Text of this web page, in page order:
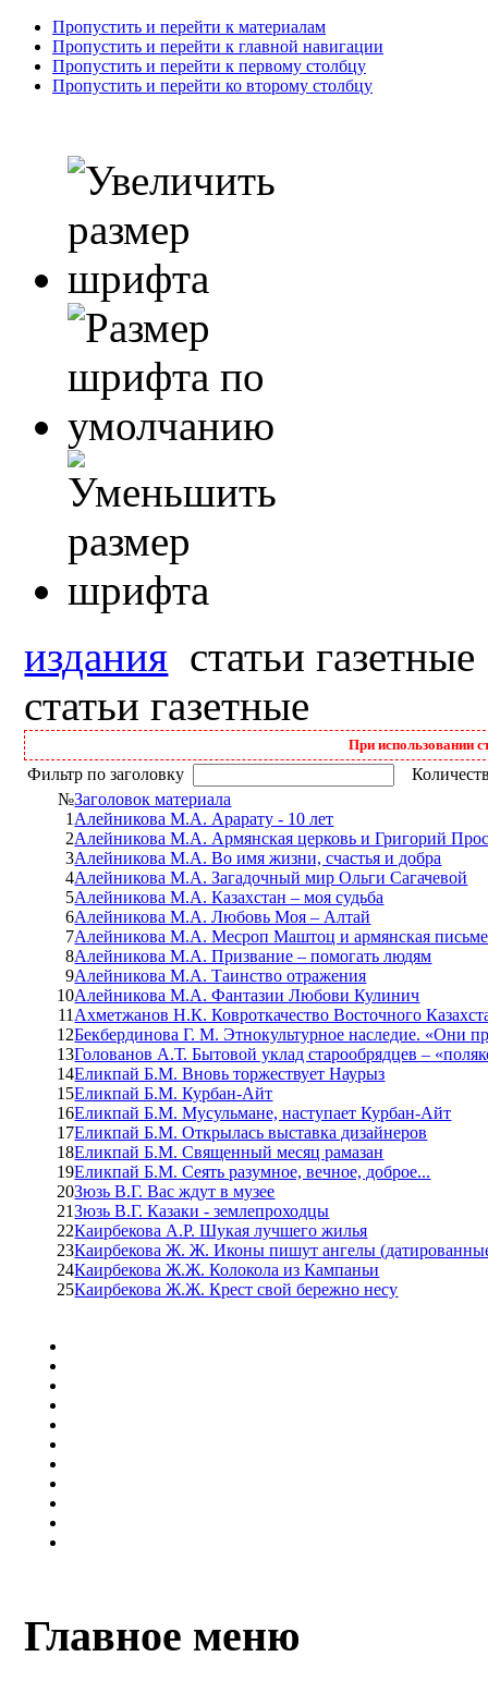
Пропустить и перейти к материалам
Пропустить и перейти к главной навигации
Пропустить и перейти к первому столбцу
Пропустить и перейти ко второму столбцу
издания статьи газетные
статьи газетные
При использовании
Фильтр по заголовку
№Заголовок материала
1Алейникова М.А. Арарату - 10 лет
2Алейникова М.А. Армянская церковь и Григорий
3Алейникова М.А. Во имя жизни, счастья и добра
4Алейникова М.А. Загадочный мир Ольги Сагачевой
5Алейникова М.А. Казахстан – моя судьба
6Алейникова М.А. Любовь Моя – Алтай
7Алейникова М.А. Месроп Маштоц и армянская
8Алейникова М.А. Призвание – помогать людям
9Алейникова М.А. Таинство отражения
10Алейникова М.А. Фантазии Любови Кулинич
11Ахметжанов Н.К. Ковроткачество Восточного
12Бекбердинова Г. М. Этнокультурное наследие. «Они
13Голованов А.Т. Бытовой уклад старообрядцев –
14Еликпай Б.М. Вновь торжествует Наурыз
15Еликпай Б.М. Курбан-Айт
16Еликпай Б.М. Мусульмане, наступает Курбан-Айт
17Еликпай Б.М. Открылась выставка дизайнеров
18Еликпай Б.М. Священный месяц рамазан
19Еликпай Б.М. Сеять разумное, вечное, доброе...
20Зюзь В.Г. Вас ждут в музее
21Зюзь В.Г. Казаки - землепроходцы
22Каирбекова А.Р. Шукая лучшего жилья
23Каирбекова Ж. Ж. Иконы пишут ангелы
24Каирбекова Ж.Ж. Колокола из Кампаньи
25Каирбекова Ж.Ж. Крест свой бережно несу
Главное меню